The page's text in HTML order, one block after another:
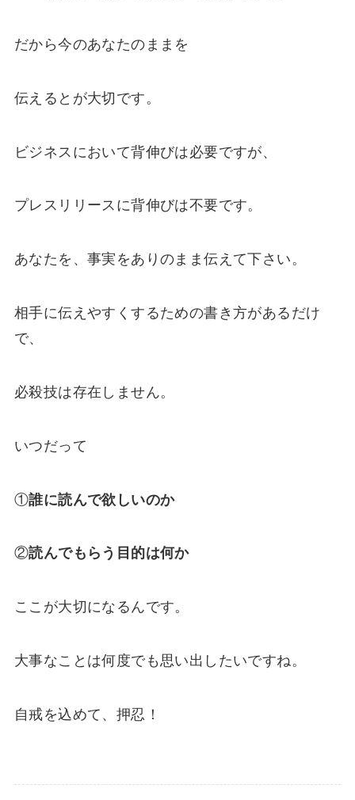
だから今のあなたのままを
伝えるとが大切です。
ビジネスにおいて背伸びは必要ですが、
プレスリリースに背伸びは不要です。
あなたを、事実をありのまま伝えて下さい。
相手に伝えやすくするための書き方があるだけ
で、
必殺技は存在しません。
いつだって
①誰に読んで欲しいのか
②読んでもらう目的は何か
ここが大切になるんです。
大事なことは何度でも思い出したいですね。
自戒を込めて、押忍！